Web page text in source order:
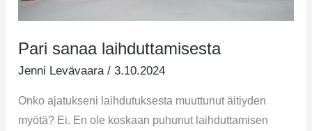
Pari sanaa laihduttamisesta
Jenni Levävaara/3.10.2024
Onko ajatukseni laihdutuksesta muuttunut äitiyden
myötä? Ei. En ole koskaan puhunut laihduttamisen